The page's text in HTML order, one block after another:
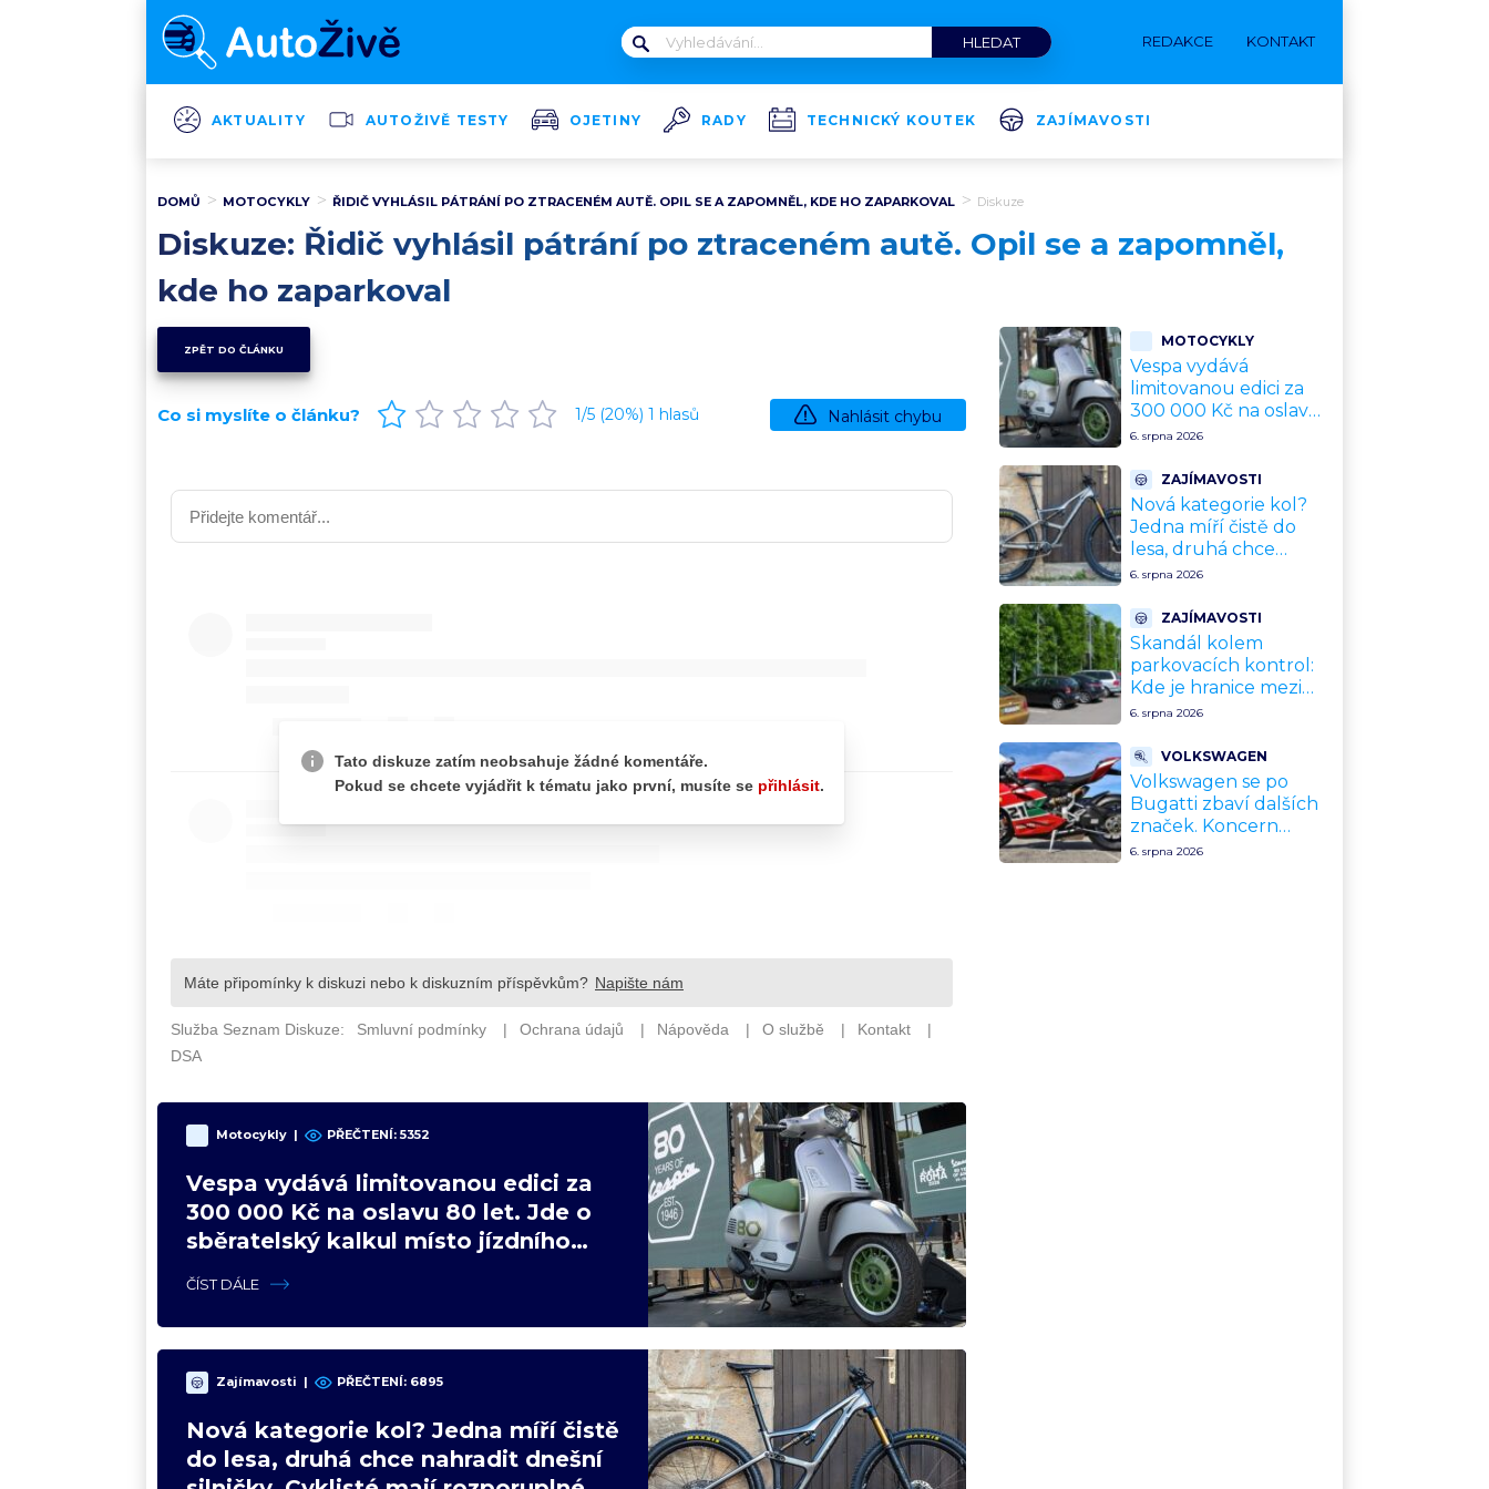
REDAKCE KONTAKT
AKTUALITY AUTOŽIVĚ TESTY OJETINY RADY TECHNICKÝ KOUTEK ZAJÍMAVOSTI
DOMŮ MOTOCYKLY ŘIDIČ VYHLÁSIL PÁTRÁNÍ PO ZTRACENÉM AUTĚ. OPIL SE A ZAPOMNĚL, KDE HO ZAPARKOVAL Diskuze
Diskuze: Řidič vyhlásil pátrání po ztraceném autě. Opil se a zapomněl,
kde ho zaparkoval
ZPĚT DO ČLÁNKU
Co si myslíte o článku? 1/5 (20%) 1 hlasů Nahlásit chybu
Motocykly | PŘEČTENÍ: 5352
Vespa vydává limitovanou edici za
300 000 Kč na oslavu 80 let. Jde o
sběratelský kalkul místo jízdního
upgradu
ČÍST DÁLE
Zajímavosti | PŘEČTENÍ: 6895
Nová kategorie kol? Jedna míří čistě
do lesa, druhá chce nahradit dnešní
MOTOCYKLY
Vespa vydává
limitovanou edici za
300 000 Kč na oslavu
80 let. Jde o
místo jízdního
upgradu
6. srpna 2026
ZAJÍMAVOSTI
Nová kategorie kol?
Jedna míří čistě do
lesa, druhá chce
nahradit dnešní
rozporuplné názory
6. srpna 2026
ZAJÍMAVOSTI
Skandál kolem
parkovacích kontrol:
Kde je hranice mezi
kávou a úplatkem?
výhoda, velký
problém
6. srpna 2026
VOLKSWAGEN
Volkswagen se po
Bugatti zbaví dalších
značek. Koncern
přiznal, že jeho dekády
6. srpna 2026